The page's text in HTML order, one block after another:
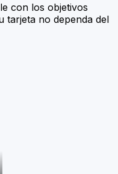
con los objetivos
tarjeta no dependa del